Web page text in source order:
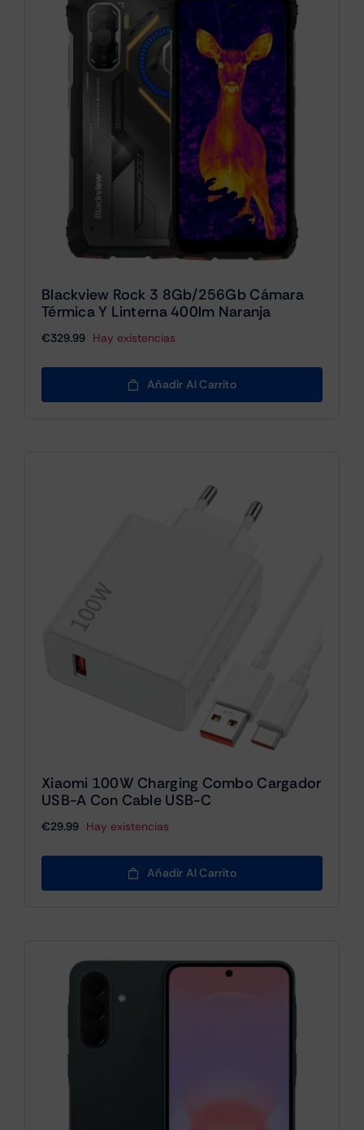
Blackview Rock 3 8Gb/256Gb Cámara
Térmica Y Linterna 400lm Naranja
€329.99 Hay existencias
Añadir Al Carrito
Xiaomi 100W Charging Combo Cargador
USB-A Con Cable USB-C
€29.99 Hay existencias
Añadir Al Carrito